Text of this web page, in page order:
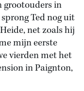
grootouders in
Ted nog uit
net zoals hij
mijn eerste
vierden met het
in Paignton,